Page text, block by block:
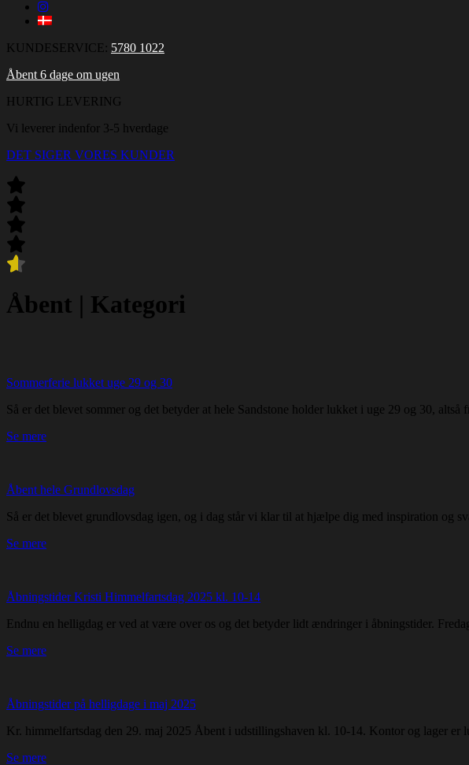
KUNDESERVICE: 5780 1022
Åbent 6 dage om ugen
HURTIG LEVERING
Vi leverer indenfor 3-5 hverdage
DET SIGER VORES KUNDER
Åbent | Kategori
Sommerferie lukket uge 29 og 30
Så er det blevet sommer og det betyder at hele Sandstone holder lukket i uge 29 og 30,
Se mere
Åbent hele Grundlovsdag
Så er det blevet grundlovsdag igen, og i dag står vi klar til at hjælpe dig med inspiration og
Se mere
Åbningstider Kristi Himmelfartsdag 2025 kl. 10-14
Endnu en helligdag er ved at være over os og det betyder lidt ændringer i åbningstider.
Se mere
Åbningstider på helligdage i maj 2025
Kr. himmelfartsdag den 29. maj 2025 Åbent i udstillingshaven kl. 10-14. Kontor og lager
Se mere